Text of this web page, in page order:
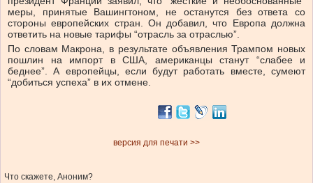
меры, принятые Вашингтоном, не останутся без ответа со
стороны европейских стран. Он добавил, что Европа должна
ответить на новые тарифы “отрасль за отраслью”.
По словам Макрона, в результате объявления Трампом новых
пошлин на импорт в США, американцы станут “слабее и
беднее”. А европейцы, если будут работать вместе, сумеют
“добиться успеха” в их отмене.
версия для печати >>
Что скажете, Аноним?